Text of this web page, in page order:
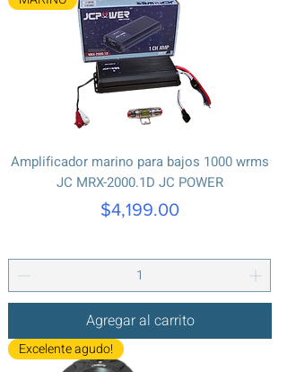
Amplificador marino para bajos 1000 wrms
JC MRX-2000.1D JC POWER
Precio
$4,199.00
Agregar al carrito
Excelente agudo!